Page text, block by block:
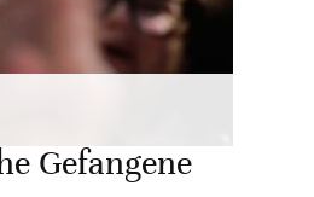
Gefangene